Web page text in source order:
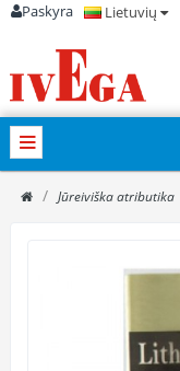
Paskyra Lietuvių
Jūreiviška atributika